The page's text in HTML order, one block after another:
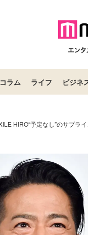
コラム ライフ ビジネ
HIRO“予定なし”のサプラ